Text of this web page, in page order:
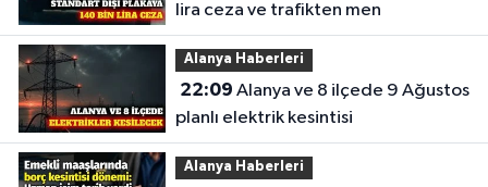
lira ceza ve trafikten men
Alanya Haberleri
22:09
planlı elektrik kesintisi
Alanya Haberleri